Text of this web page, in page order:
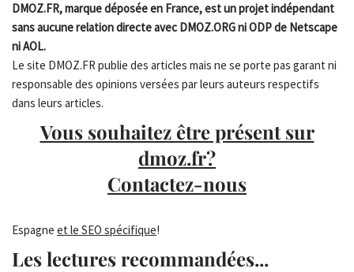
DMOZ.FR, marque déposée en France, est un projet indépendant
sans aucune relation directe avec DMOZ.ORG ni ODP de Netscape
ni AOL.
Le site DMOZ.FR publie des articles mais ne se porte pas garant ni
responsable des opinions versées par leurs auteurs respectifs
dans leurs articles.
Vous souhaitez être présent sur
dmoz.fr?
Contactez-nous
Espagne et le SEO spécifique!
Les lectures recommandées...